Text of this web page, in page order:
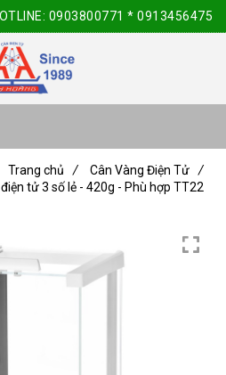
Trang chủ / Cân Vàng Điện Tử
/
tử 3 số lẻ - 420g - Phù hợp TT22
0903800771 * 0913456475